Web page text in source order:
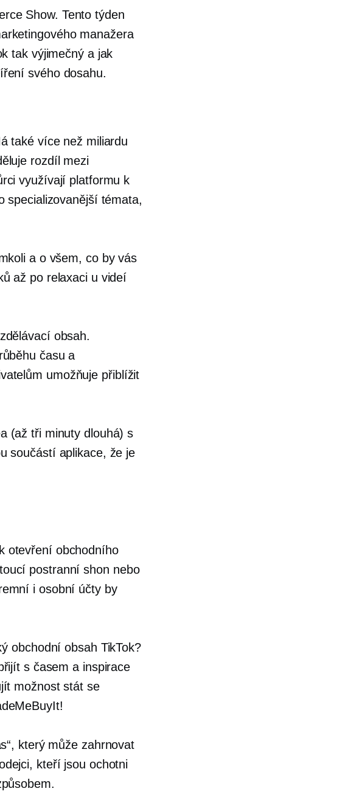
Show. Tento týden
manažera
tak výjimečný a jak
svého dosahu.
také více než miliardu
rozdíl mezi
využívají platformu k
specializovanější témata,
a o všem, co by vás
až po relaxaci u videí
obsah.
času a
umožňuje přiblížit
(až tři minuty dlouhá) s
součástí aplikace, že je
otevření obchodního
postranní shon nebo
i osobní účty by
obchodní obsah TikTok?
s časem a inspirace
možnost stát se
který může zahrnovat
kteří jsou ochotni